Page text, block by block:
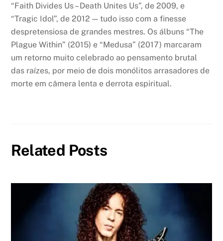
“Faith Divides Us – Death Unites Us”, de 2009, e
“Tragic Idol”, de 2012 — tudo isso com a finesse
despretensiosa de grandes mestres. Os álbuns “The
Plague Within” (2015) e “Medusa” (2017) marcaram
um retorno muito celebrado ao pensamento brutal
das raízes, por meio de dois monólitos arrasadores de
morte em câmera lenta e derrota espiritual.
Related Posts